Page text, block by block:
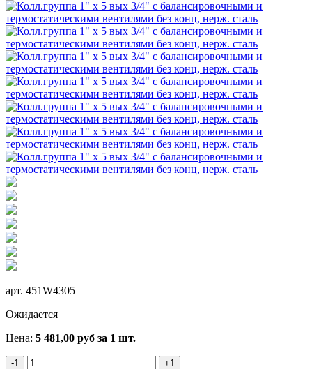
арт. 451W4305
Ожидается
Цена: 5 481,00 руб за 1 шт.
-1 +1